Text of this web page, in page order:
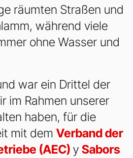
räumten Straßen und
während viele
ohne Wasser und
war ein Drittel der
im Rahmen unserer
haben, für die
mit dem Verband der
(AEC) y Sabors